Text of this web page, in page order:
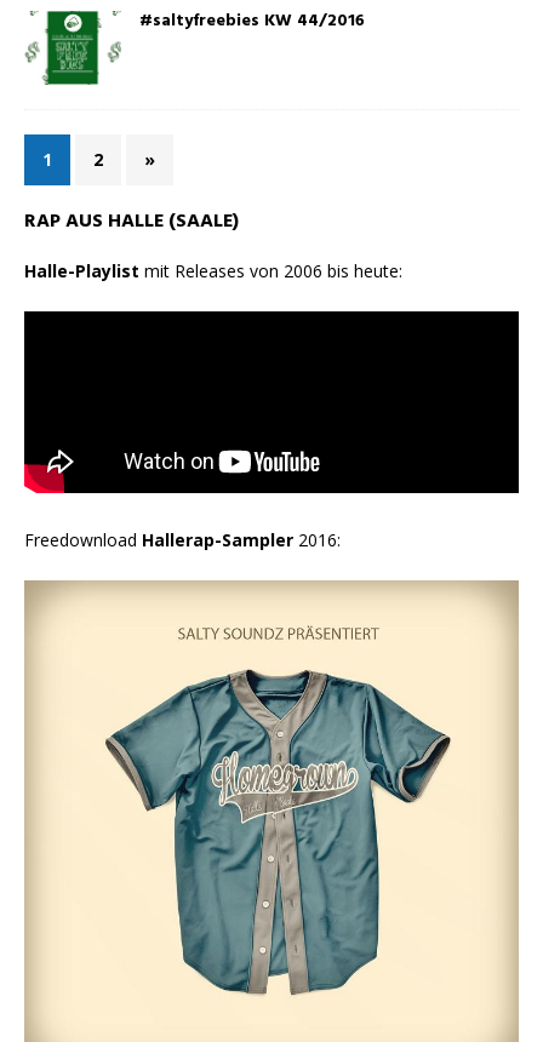
#saltyfreebies KW 44/2016
1 2 »
RAP AUS HALLE (SAALE)
Halle-Playlist mit Releases von 2006 bis heute:
Freedownload Hallerap-Sampler 2016: